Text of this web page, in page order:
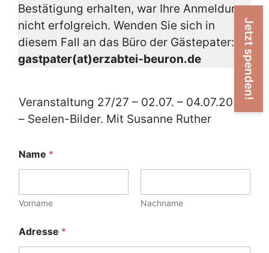
Bestätigung erhalten, war Ihre Anmeldung
nicht erfolgreich. Wenden Sie sich in
diesem Fall an das Büro der Gästepater:
gastpater(at)erzabtei-beuron.de
Veranstaltung 27/27 – 02.07. – 04.07.2027
– Seelen-Bilder. Mit Susanne Ruther
Name *
Vorname Nachname
Adresse *
Jetzt spenden!